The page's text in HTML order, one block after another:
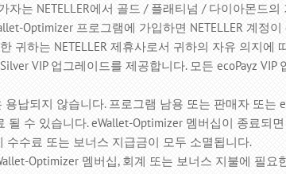
자는 NETELLER에서 골드 / 플래티넘 / 다이아몬드
Optimizer 프로그램에 가입하면 NETELLER 계정
귀하는 NETELLER 제휴사로서 귀하의 자유 의지에
VIP 업그레이드를 제공합니다. 모든 ecoPayz
용납되지 않습니다. 프로그램 남용 또는 판매자 또는
될 수 있습니다. eWallet-Optimizer 멤버십이 종료되
수수료 또는 보너스 지급금이 모두 소멸됩니다.
Optimizer 멤버십, 회계 또는 보너스 지불에 필요